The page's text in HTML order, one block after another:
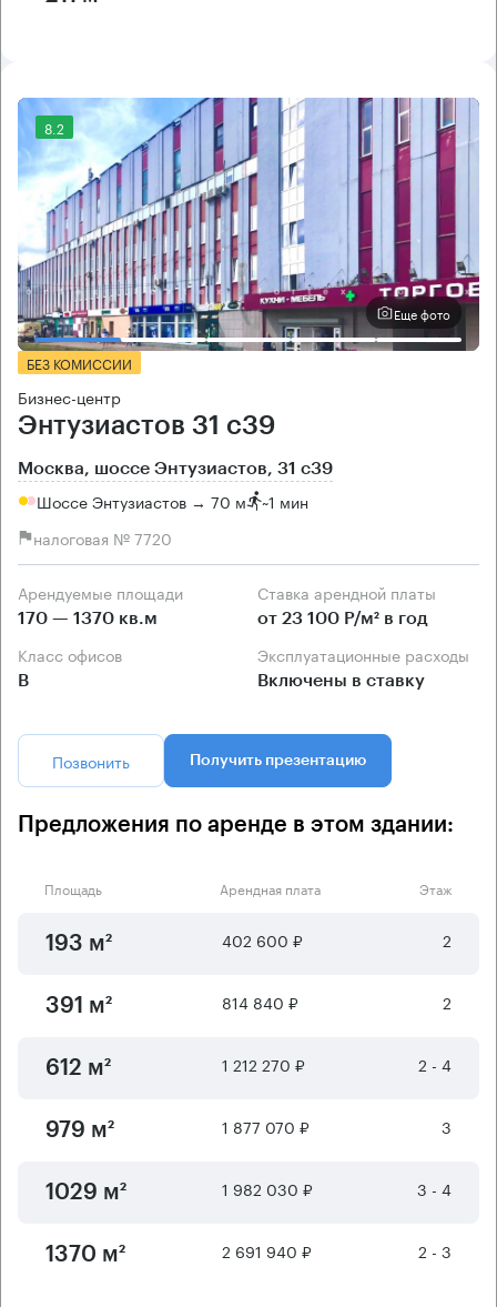
8.2
Еще фото
БЕЗ КОМИССИИ
Бизнес-центр
Энтузиастов 31 с39
Москва, шоссе Энтузиастов, 31 с39
Шоссе Энтузиастов → 70 м ~1 мин
налоговая № 7720
Арендуемые площади
170 — 1370 кв.м
Ставка арендной платы
от 23 100 Р/м² в год
Класс офисов
B
Эксплуатационные расходы
Включены в ставку
Позвонить Получить презентацию
Предложения по аренде в этом здании:
Площадь Арендная плата Этаж
193 м² 402 600 ₽ 2
391 м² 814 840 ₽ 2
612 м² 1 212 270 ₽ 2 - 4
979 м² 1 877 070 ₽ 3
1029 м² 1 982 030 ₽ 3 - 4
1370 м² 2 691 940 ₽ 2 - 3